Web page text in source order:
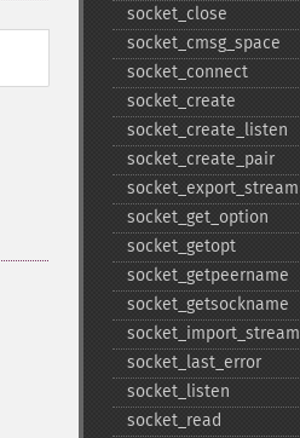
socket_​close
socket_​cmsg_​space
socket_​connect
socket_​create
socket_​create_​listen
socket_​create_​pair
socket_​export_​stream
socket_​get_​option
socket_​getopt
socket_​getpeername
socket_​getsockname
socket_​import_​stream
socket_​last_​error
socket_​listen
socket_​read